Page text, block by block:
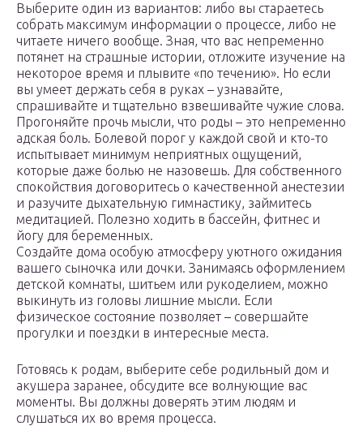
Выберите один из вариантов: либо вы стараетесь
собрать максимум информации о процессе, либо не
читаете ничего вообще. Зная, что вас непременно
потянет на страшные истории, отложите изучение на
некоторое время и плывите «по течению». Но если
вы умеет держать себя в руках – узнавайте,
спрашивайте и тщательно взвешивайте чужие слова.
Прогоняйте прочь мысли, что роды – это непременно
адская боль. Болевой порог у каждой свой и кто-то
испытывает минимум неприятных ощущений,
которые даже болью не назовешь. Для собственного
спокойствия договоритесь о качественной анестезии
и разучите дыхательную гимнастику, займитесь
медитацией. Полезно ходить в бассейн, фитнес и
йогу для беременных.
Создайте дома особую атмосферу уютного ожидания
вашего сыночка или дочки. Занимаясь оформлением
детской комнаты, шитьем или рукоделием, можно
выкинуть из головы лишние мысли. Если
физическое состояние позволяет – совершайте
прогулки и поездки в интересные места.
Готовясь к родам, выберите себе родильный дом и
акушера заранее, обсудите все волнующие вас
моменты. Вы должны доверять этим людям и
слушаться их во время процесса.